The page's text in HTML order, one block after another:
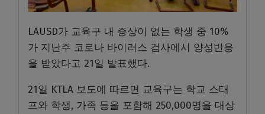
LAUSD가 교육구 내 증상이 없는 학생 중 10%
가 지난주 코로나 바이러스 검사에서 양성반응
을 받았다고 21일 발표했다.
21일 KTLA 보도에 따르면 교육구는 학교 스태
프와 학생, 가족 등을 포함해 250,000명을 대상